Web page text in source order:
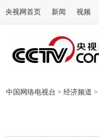
央视网首页 新闻 视频
中国网络电视台 > 经济频道 >